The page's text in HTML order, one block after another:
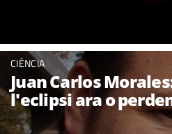
CIÈNCIA
Juan Carlos
l'eclipsi ara o